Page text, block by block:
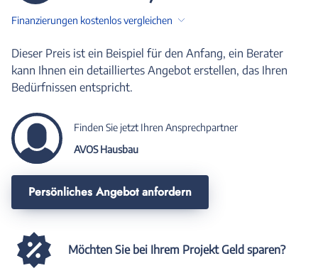
Finanzierungen kostenlos vergleichen
Dieser Preis ist ein Beispiel für den Anfang, ein Berater
kann Ihnen ein detailliertes Angebot erstellen, das Ihren
Bedürfnissen entspricht.
Finden Sie jetzt Ihren Ansprechpartner
AVOS Hausbau
Persönliches Angebot anfordern
Möchten Sie bei Ihrem Projekt Geld sparen?